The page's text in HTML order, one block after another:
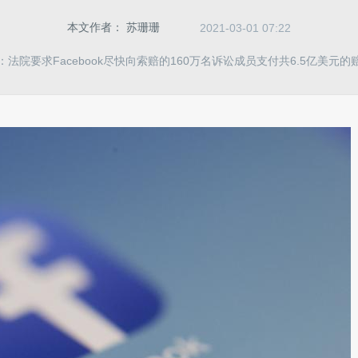
本文作者： 苏珊珊 2021-03-01 07:22
法院要求Facebook尽快向索赔的160万名诉讼成员支付共6.5亿美元的